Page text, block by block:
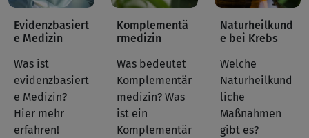
Evidenzbasiert
e Medizin
Was ist
evidenzbasiert
e Medizin?
Hier mehr
erfahren!
Komplementä
rmedizin
Was bedeutet
Komplementär
medizin? Was
ist ein
Komplementär
Naturheilkund
e bei Krebs
Welche
Naturheilkund
liche
Maßnahmen
gibt es?